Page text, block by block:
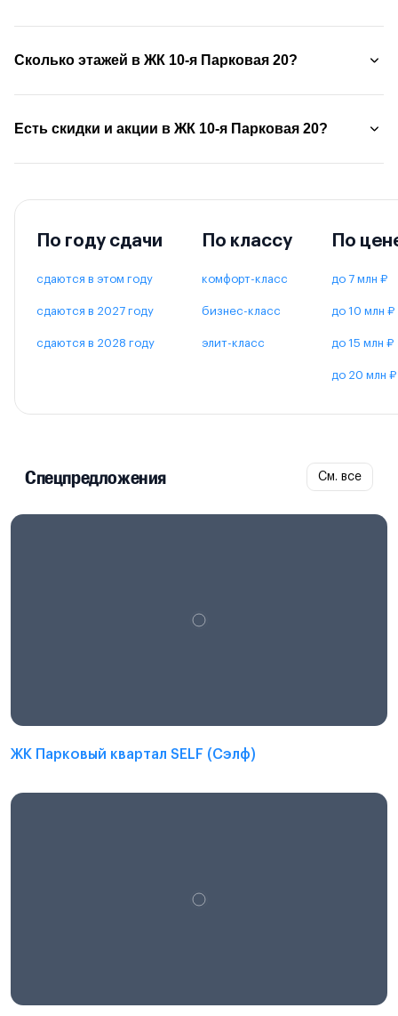
Сколько этажей в ЖК 10-я Парковая 20?
Есть скидки и акции в ЖК 10-я Парковая 20?
По году сдачи
сдаются в этом году
сдаются в 2027 году
сдаются в 2028 году
По классу
комфорт-класс
бизнес-класс
элит-класс
По
до 7 млн ₽
до 10 млн ₽
до 15 млн ₽
до 20 млн ₽
Спецпредложения См. все
ЖК Парковый квартал SELF (Сэлф)